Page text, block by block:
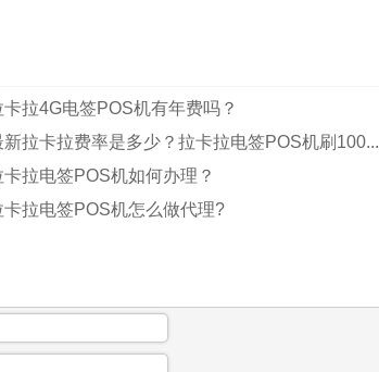
卡拉4G电签POS机有年费吗？
新拉卡拉费率是多少？拉卡拉电签POS机刷100...
卡拉电签POS机如何办理？
卡拉电签POS机怎么做代理?